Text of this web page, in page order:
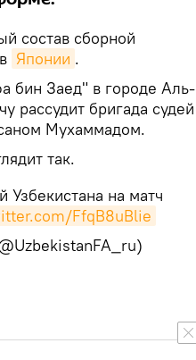
состав сборной
Японии .
бин Заед" в городе Аль-
рассудит бригада судей
Мухаммадом.
так.
Узбекистана на матч
FfqB8uBlie